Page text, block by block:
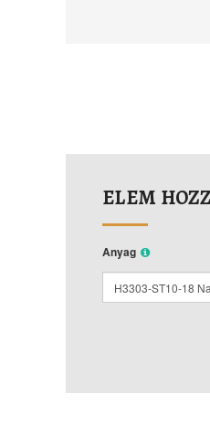
ELEM
Anyag
H3303-ST10-18